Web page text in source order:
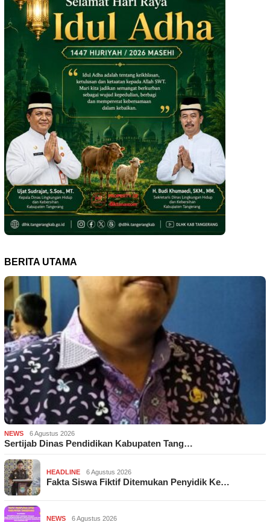
BERITA UTAMA
NEWS 6 Agustus 2026
Sertijab Dinas Pendidikan Kabupaten Tang…
HEADLINE 6 Agustus 2026
Fakta Siswa Fiktif Ditemukan Penyidik Ke…
NEWS 6 Agustus 2026